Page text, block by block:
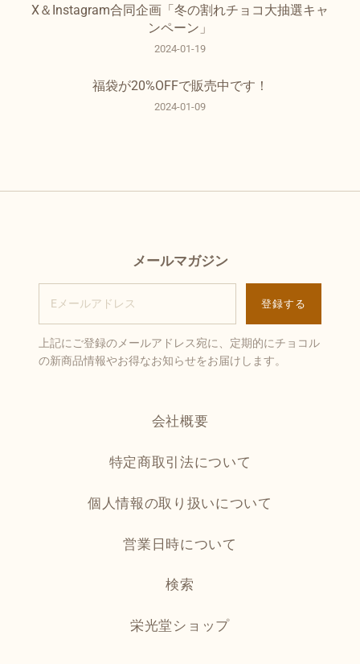
X＆Instagram合同企画「冬の割れチョコ大抽選キャ
ンペーン」
2024-01-19
福袋が20%OFFで販売中です！
2024-01-09
メールマガジン
上記にご登録のメールアドレス宛に、定期的にチョコル
の新商品情報やお得なお知らせをお届けします。
会社概要
特定商取引法について
個人情報の取り扱いについて
営業日時について
検索
栄光堂ショップ